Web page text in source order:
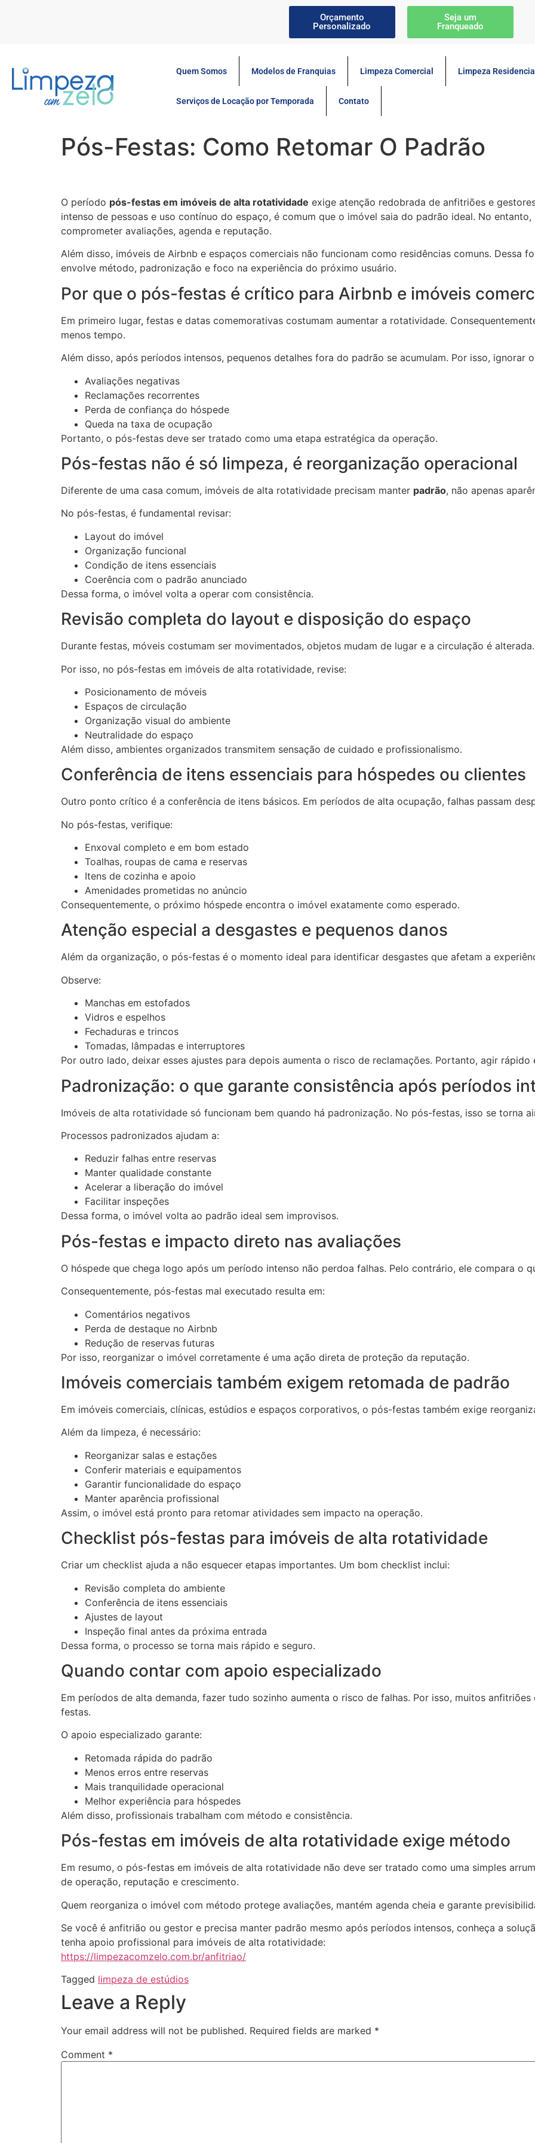
Orçamento
Personalizado
Seja um
Franqueado
Quem Somos Modelos de Franquias Limpeza Comercial Limpeza Residencial
Serviços de Locação por Temporada Contato
Pós-Festas: Como Retomar O Padrão
O período pós-festas em imóveis de alta rotatividade exige atenção redobrada de anfitriões e
intenso de pessoas e uso contínuo do espaço, é comum que o imóvel saia do padrão ideal. No
comprometer avaliações, agenda e reputação.
Além disso, imóveis de Airbnb e espaços comerciais não funcionam como residências comuns. Dessa
envolve método, padronização e foco na experiência do próximo usuário.
Por que o pós-festas é crítico para Airbnb e imóveis
Em primeiro lugar, festas e datas comemorativas costumam aumentar a rotatividade.
menos tempo.
Além disso, após períodos intensos, pequenos detalhes fora do padrão se acumulam. Por isso, ignorar
Avaliações negativas
Reclamações recorrentes
Perda de confiança do hóspede
Queda na taxa de ocupação
Portanto, o pós-festas deve ser tratado como uma etapa estratégica da operação.
Pós-festas não é só limpeza, é reorganização operacional
Diferente de uma casa comum, imóveis de alta rotatividade precisam manter padrão, não apenas
No pós-festas, é fundamental revisar:
Layout do imóvel
Organização funcional
Condição de itens essenciais
Coerência com o padrão anunciado
Dessa forma, o imóvel volta a operar com consistência.
Revisão completa do layout e disposição do espaço
Durante festas, móveis costumam ser movimentados, objetos mudam de lugar e a circulação é alterada.
Por isso, no pós-festas em imóveis de alta rotatividade, revise:
Posicionamento de móveis
Espaços de circulação
Organização visual do ambiente
Neutralidade do espaço
Além disso, ambientes organizados transmitem sensação de cuidado e profissionalismo.
Conferência de itens essenciais para hóspedes ou clientes
Outro ponto crítico é a conferência de itens básicos. Em períodos de alta ocupação, falhas passam
No pós-festas, verifique:
Enxoval completo e em bom estado
Toalhas, roupas de cama e reservas
Itens de cozinha e apoio
Amenidades prometidas no anúncio
Consequentemente, o próximo hóspede encontra o imóvel exatamente como esperado.
Atenção especial a desgastes e pequenos danos
Além da organização, o pós-festas é o momento ideal para identificar desgastes que afetam a
Observe:
Manchas em estofados
Vidros e espelhos
Fechaduras e trincos
Tomadas, lâmpadas e interruptores
Por outro lado, deixar esses ajustes para depois aumenta o risco de reclamações. Portanto, agir rápido
Padronização: o que garante consistência após períodos
Imóveis de alta rotatividade só funcionam bem quando há padronização. No pós-festas, isso se torna
Processos padronizados ajudam a:
Reduzir falhas entre reservas
Manter qualidade constante
Acelerar a liberação do imóvel
Facilitar inspeções
Dessa forma, o imóvel volta ao padrão ideal sem improvisos.
Pós-festas e impacto direto nas avaliações
O hóspede que chega logo após um período intenso não perdoa falhas. Pelo contrário, ele compara o
Consequentemente, pós-festas mal executado resulta em:
Comentários negativos
Perda de destaque no Airbnb
Redução de reservas futuras
Por isso, reorganizar o imóvel corretamente é uma ação direta de proteção da reputação.
Imóveis comerciais também exigem retomada de padrão
Em imóveis comerciais, clínicas, estúdios e espaços corporativos, o pós-festas também exige
Além da limpeza, é necessário:
Reorganizar salas e estações
Conferir materiais e equipamentos
Garantir funcionalidade do espaço
Manter aparência profissional
Assim, o imóvel está pronto para retomar atividades sem impacto na operação.
Checklist pós-festas para imóveis de alta rotatividade
Criar um checklist ajuda a não esquecer etapas importantes. Um bom checklist inclui:
Revisão completa do ambiente
Conferência de itens essenciais
Ajustes de layout
Inspeção final antes da próxima entrada
Dessa forma, o processo se torna mais rápido e seguro.
Quando contar com apoio especializado
Em períodos de alta demanda, fazer tudo sozinho aumenta o risco de falhas. Por isso, muitos
festas.
O apoio especializado garante:
Retomada rápida do padrão
Menos erros entre reservas
Mais tranquilidade operacional
Melhor experiência para hóspedes
Além disso, profissionais trabalham com método e consistência.
Pós-festas em imóveis de alta rotatividade exige método
Em resumo, o pós-festas em imóveis de alta rotatividade não deve ser tratado como uma simples
de operação, reputação e crescimento.
Quem reorganiza o imóvel com método protege avaliações, mantém agenda cheia e garante
Se você é anfitrião ou gestor e precisa manter padrão mesmo após períodos intensos, conheça a
tenha apoio profissional para imóveis de alta rotatividade:
https://limpezacomzelo.com.br/anfitriao/
Tagged limpeza de estúdios
Leave a Reply
Your email address will not be published. Required fields are marked *
Comment *